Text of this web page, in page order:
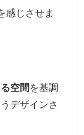
感じさせま
空間を基調
デザインさ